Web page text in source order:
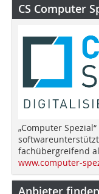
CS Computer
„Computer
fachübergreifend
www.computer-
Anbieter finden